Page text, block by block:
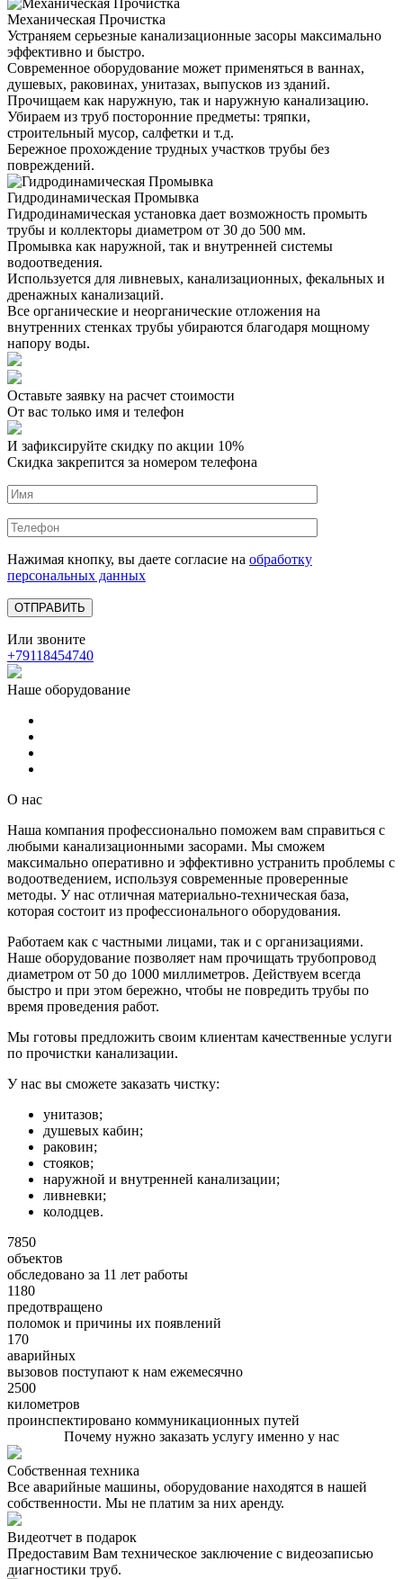
Механическая Прочистка
Устраняем серьезные канализационные засоры максимально
эффективно и быстро.
Современное оборудование может применяться в ваннах,
душевых, раковинах, унитазах, выпусков из зданий.
Прочищаем как наружную, так и наружную канализацию.
Убираем из труб посторонние предметы: тряпки,
строительный мусор, салфетки и т.д.
Бережное прохождение трудных участков трубы без
повреждений.
Гидродинамическая Промывка
Гидродинамическая установка дает возможность промыть
трубы и коллекторы диаметром от 30 до 500 мм.
Промывка как наружной, так и внутренней системы
водоотведения.
Используется для ливневых, канализационных, фекальных и
дренажных канализаций.
Все органические и неорганические отложения на
внутренних стенках трубы убираются благодаря мощному
напору воды.
Оставьте заявку на расчет стоимости
От вас только имя и телефон
И зафиксируйте скидку по акции 10%
Скидка закрепится за номером телефона
Нажимая кнопку, вы даете согласие на обработку
персональных данных
Или звоните
+79118454740
Наше оборудование
О нас
Наша компания профессионально поможем вам справиться с
любыми канализационными засорами. Мы сможем
максимально оперативно и эффективно устранить проблемы с
водоотведением, используя современные проверенные
методы. У нас отличная материально-техническая база,
которая состоит из профессионального оборудования.
Работаем как с частными лицами, так и с организациями.
Наше оборудование позволяет нам прочищать трубопровод
диаметром от 50 до 1000 миллиметров. Действуем всегда
быстро и при этом бережно, чтобы не повредить трубы по
время проведения работ.
Мы готовы предложить своим клиентам качественные услуги
по прочистки канализации.
У нас вы сможете заказать чистку:
унитазов;
душевых кабин;
раковин;
стояков;
наружной и внутренней канализации;
ливневки;
колодцев.
7850
объектов
обследовано за 11 лет работы
1180
предотвращено
поломок и причины их появлений
170
аварийных
вызовов поступают к нам ежемесячно
2500
километров
проинспектировано коммуникационных путей
Почему нужно заказать услугу именно у нас
Собственная техника
Все аварийные машины, оборудование находятся в нашей
собственности. Мы не платим за них аренду.
Видеотчет в подарок
Предоставим Вам техническое заключение с видеозаписью
диагностики труб.